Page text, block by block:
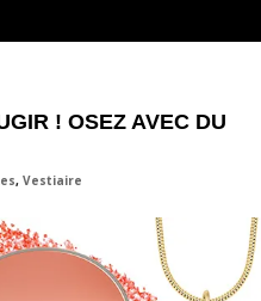
! OSEZ AVEC DU
, Vestiaire